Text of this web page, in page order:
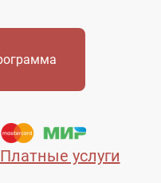
Платные услуги